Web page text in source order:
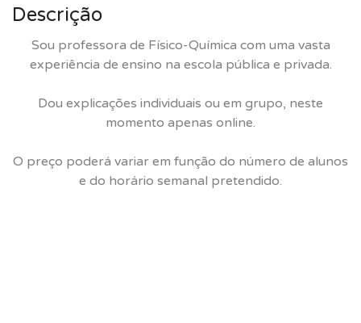
Descrição
Sou professora de Físico-Química com uma vasta
experiência de ensino na escola pública e privada.
Dou explicações individuais ou em grupo, neste
momento apenas online.
O preço poderá variar em função do número de alunos
e do horário semanal pretendido.